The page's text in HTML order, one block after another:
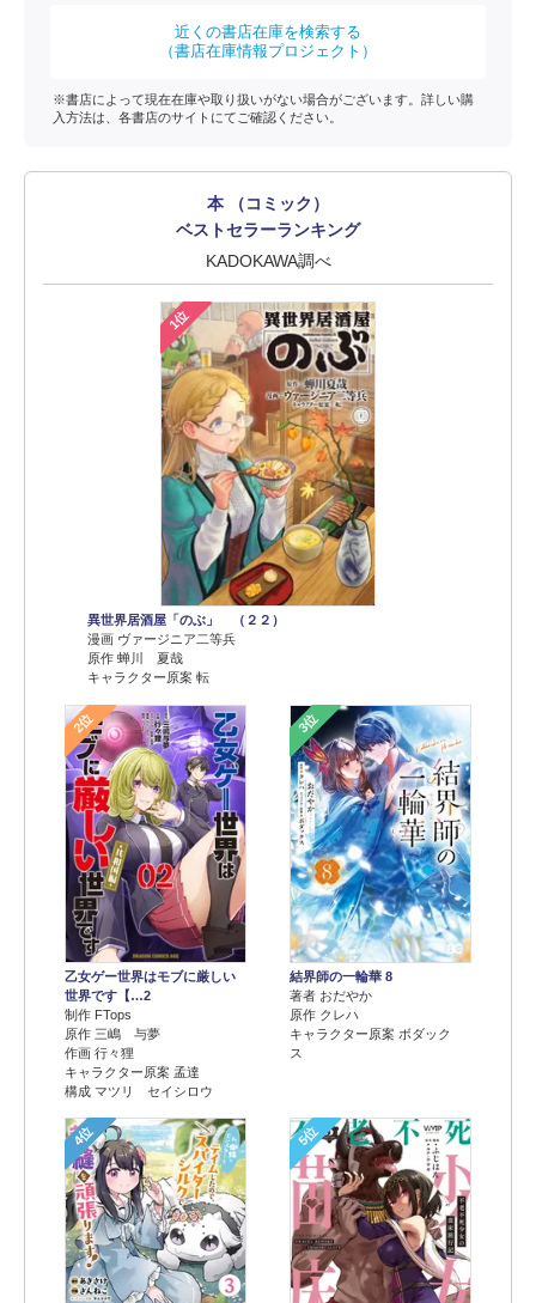
近くの書店在庫を検索する
（書店在庫情報プロジェクト）
※書店によって現在在庫や取り扱いがない場合がございます。詳しい購
入方法は、各書店のサイトにてご確認ください。
本 （コミック）
ベストセラーランキング
KADOKAWA調べ
1位
異世界居酒屋「のぶ」 （２２）
漫画 ヴァージニア二等兵
原作 蝉川 夏哉
キャラクター原案 転
2位
乙女ゲー世界はモブに厳しい
世界です【…2
制作 FTops
原作 三嶋 与夢
作画 行々狸
キャラクター原案 孟達
構成 マツリ セイシロウ
3位
結界師の一輪華 8
著者 おだやか
原作 クレハ
キャラクター原案 ボダック
ス
4位 5位